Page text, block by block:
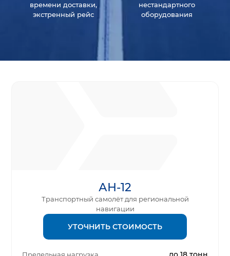
времени доставки,
экстренный рейс
нестандартного
оборудования
АН-12
Транспортный самолёт для региональной
навигации
УТОЧНИТЬ СТОИМОСТЬ